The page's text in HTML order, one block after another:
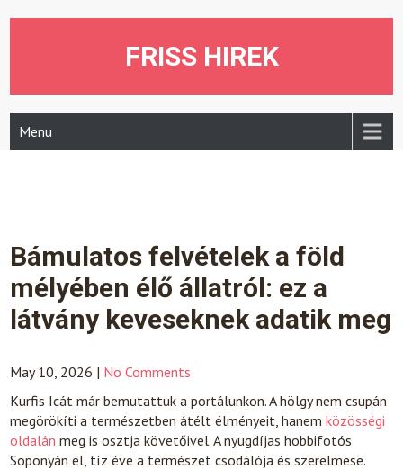
FRISS HIREK
Menu
Bámulatos felvételek a föld
mélyében élő állatról: ez a
látvány keveseknek adatik meg
May 10, 2026 | No Comments
Kurfis Icát már bemutattuk a portálunkon. A hölgy nem csupán
megörökíti a természetben átélt élményeit, hanemközösségi
oldalán meg is osztja követőivel. A nyugdíjas hobbifotós
Soponyán él, tíz éve a természet csodálója és szerelmese.